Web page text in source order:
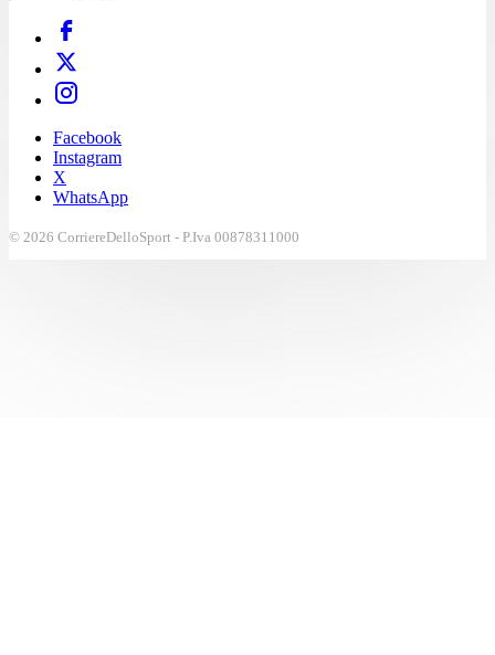
Facebook
Instagram
X
WhatsApp
© 2026 CorriereDelloSport - P.Iva 00878311000